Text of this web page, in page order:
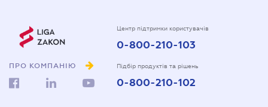
ПРО КОМПАНІЮ
Центр підтримки користувачів
0-800-210-103
Підбір продуктів та рішень
0-800-210-102